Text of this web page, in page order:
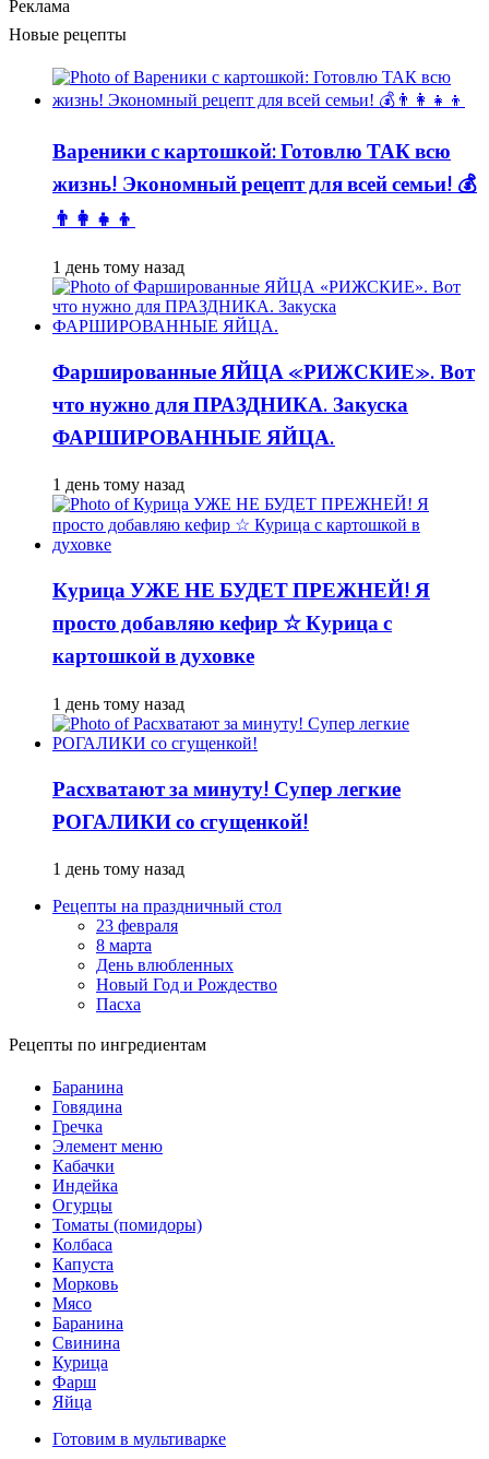
Реклама
Новые рецепты
Вареники с картошкой: Готовлю ТАК всю
жизнь! Экономный рецепт для всей семьи! 💰
👨👩👧👦
1 день тому назад
Фаршированные ЯЙЦА «РИЖСКИЕ». Вот
что нужно для ПРАЗДНИКА. Закуска
ФАРШИРОВАННЫЕ ЯЙЦА.
1 день тому назад
Курица УЖЕ НЕ БУДЕТ ПРЕЖНЕЙ! Я
просто добавляю кефир ☆ Курица с
картошкой в духовке
1 день тому назад
Расхватают за минуту! Супер легкие
РОГАЛИКИ со сгущенкой!
1 день тому назад
Рецепты на праздничный стол
23 февраля
8 марта
День влюбленных
Новый Год и Рождество
Пасха
Рецепты по ингредиентам
Баранина
Говядина
Гречка
Элемент меню
Кабачки
Индейка
Огурцы
Томаты (помидоры)
Колбаса
Капуста
Морковь
Мясо
Баранина
Свинина
Курица
Фарш
Яйца
Готовим в мультиварке